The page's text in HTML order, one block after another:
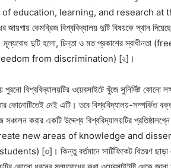
education, learning, and research at
কেমব্রিজ বিশ্ববিদ্যালয় দুটি বিষয়কে স্থান
মূল্যবোধ দুটি হলো, চিন্তা ও মত প্রকাশের
(freedom from discrimination) [২]।
পুরনো বিশ্ববিদ্যালয়টির ওয়েবসাইটে খুঁজে সুনির্দিষ্ট কোনো
কোনোটিতেই নেই এটি। তবে বিশ্ববিদ্যালয়-সম্পর্কিত
সঞ্চালন করার একটি উদ্দেশ্য বিশ্ববিদ্যালয়টির
new areas of knowledge and
[৩]। কিন্তু বর্তমানে সার্টিফিকেট বিতরণ ছাড়া